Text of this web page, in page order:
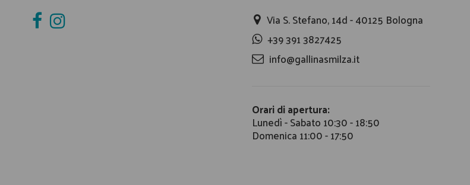
Via S. Stefano, 14d - 40125 Bologna
+39 391 3827425
info@gallinasmilza.it
Orari di apertura:
Lunedì - Sabato 10:30 - 18:50
Domenica 11:00 - 17:50